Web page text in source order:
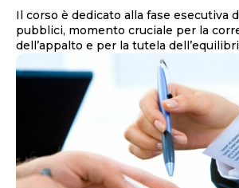
Il corso è dedicato alla fase esecutiva
pubblici, momento cruciale per la
dell’appalto e per la tutela